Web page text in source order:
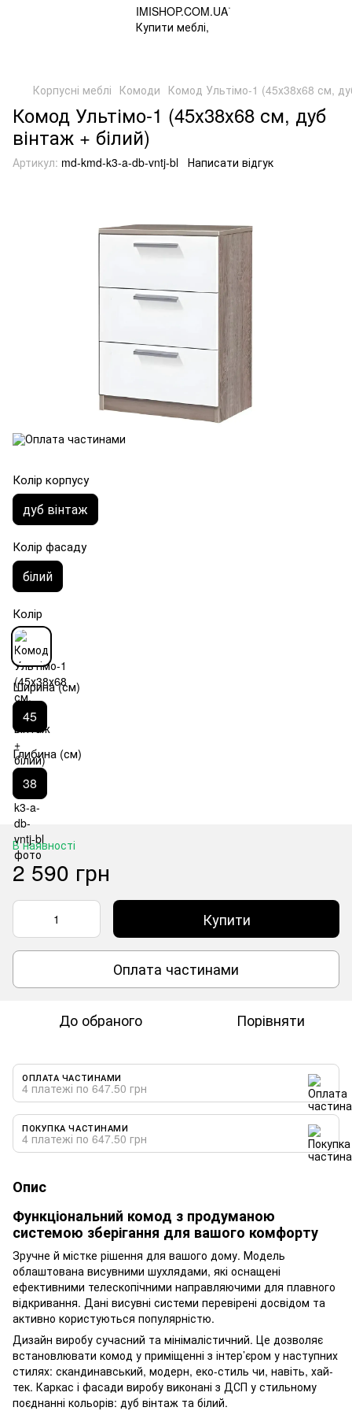
Корпусні меблі Комоди Комод Ультімо-1 (45х38х68 см,
Комод Ультімо-1 (45х38х68 см, дуб
вінтаж + білий)
Артикул: md-kmd-k3-a-db-vntj-bl Написати відгук
Колір корпусу
дуб вінтаж
Колір фасаду
білий
Колір
Ширина (см)
45
Глибина (см)
38
В наявності
2 590 грн
Купити
Оплата частинами
До обраного Порівняти
ОПЛАТА ЧАСТИНАМИ
4 платежі по 647.50 грн
ПОКУПКА ЧАСТИНАМИ
4 платежі по 647.50 грн
Опис
Функціональний комод з продуманою
системою зберігання для вашого комфорту
Зручне й містке рішення для вашого дому. Модель
облаштована висувними шухлядами, які оснащені
ефективними телескопічними направляючими для плавного
відкривання. Дані висувні системи перевірені досвідом та
активно користуються популярністю.
Дизайн виробу сучасний та мінімалістичний. Це дозволяє
встановлювати комод у приміщенні з інтер’єром у наступних
стилях: скандинавський, модерн, еко-стиль чи, навіть, хай-
тек. Каркас і фасади виробу виконані з ДСП у стильному
поєднанні кольорів: дуб вінтаж та білий.